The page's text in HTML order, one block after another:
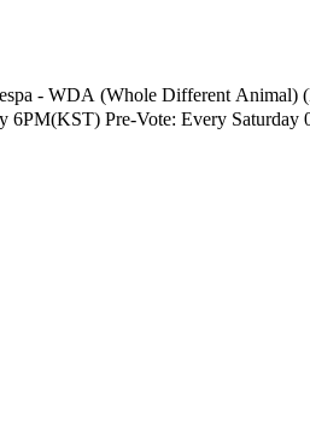
(Whole Different Animal) (Feat. G-DRAGON)
Live Streaming: Every Thursday 6PM(KST)